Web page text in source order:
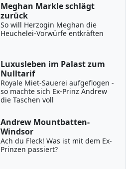
Meghan Markle schlägt
zurück
So will Herzogin Meghan die
Heuchelei-Vorwürfe entkräften
Luxusleben im Palast zum
Nulltarif
Royale Miet-Sauerei aufgeflogen -
so machte sich Ex-Prinz Andrew
die Taschen voll
Andrew Mountbatten-
Windsor
Ach du Fleck! Was ist mit dem Ex-
Prinzen passiert?